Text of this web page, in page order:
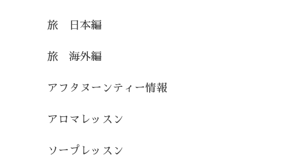
旅 日本編
旅 海外編
アフタヌーンティー情報
アロマレッスン
ソープレッスン